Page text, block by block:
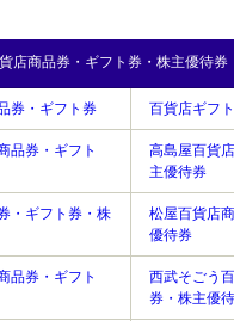
店商品券・ギフト券・株主優待券
券・ギフト券 百貨店ギフ
品券・ギフト
高島屋百貨
主優待券
・ギフト券・株
松屋百貨店
優待券
品券・ギフト
西武そごう
券・株主優